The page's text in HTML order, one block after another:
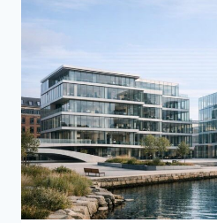
DIALOG
MED
ERHVERVSLIVET
I
MAJ
2026